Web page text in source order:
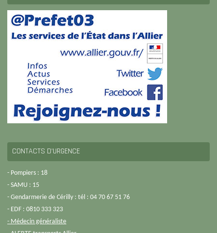
CONTACTS D’URGENCE
- Pompiers : 18
- SAMU : 15
- Gendarmerie de Cérilly : tél : 04 70 67 51 76
- EDF : 0810 333 323
- Médecin généraliste